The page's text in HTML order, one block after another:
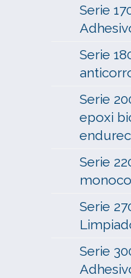
Serie
Serie
Serie
epoxi
Serie
Serie
Serie